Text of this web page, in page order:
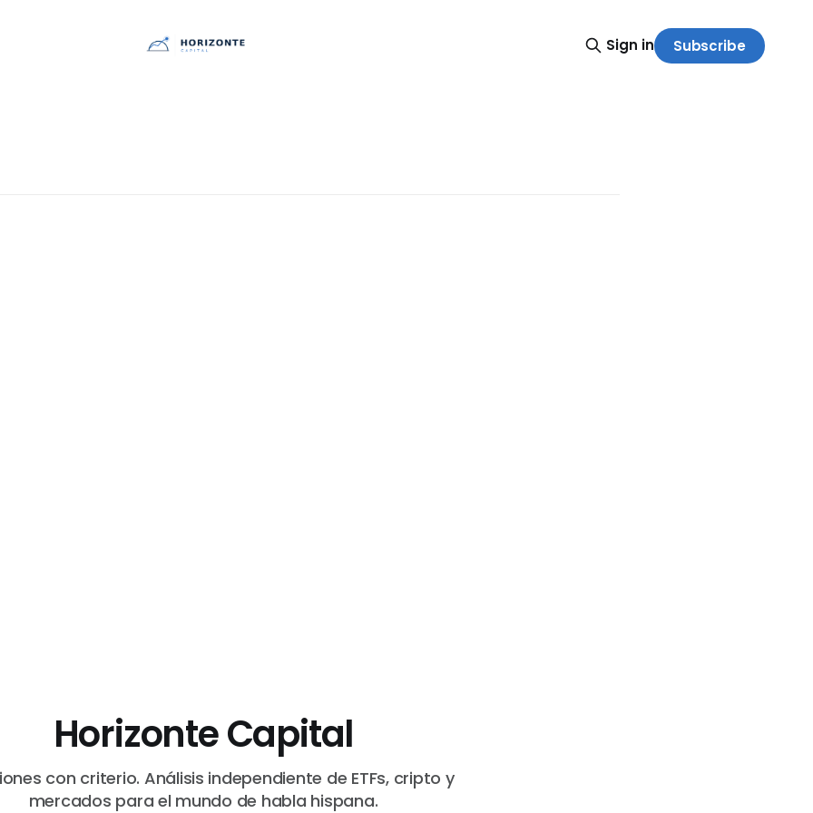
Sign in Subscribe
Horizonte Capital
con criterio. Análisis independiente de ETFs, cripto y
mercados para el mundo de habla hispana.